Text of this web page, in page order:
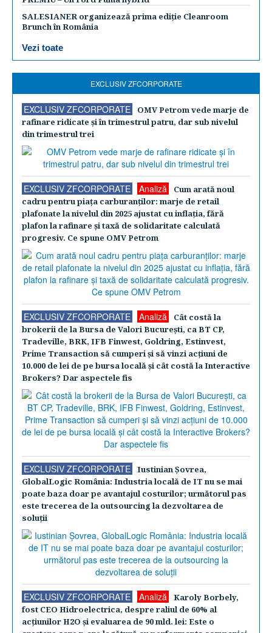
SALESIANER organizează prima ediție Cleanroom
Brunch în România
Vezi toate
EXCLUSIV ZFCORPORATE
EXCLUSIV ZFCORPORATE
OMV Petrom vede marje de
rafinare ridicate şi în trimestrul patru, dar sub nivelul
din trimestrul trei
EXCLUSIV ZFCORPORATE Analiză
Cum arată noul
cadru pentru piaţa carburanţilor: marje de retail
plafonate la nivelul din 2025 ajustat cu inflaţia, fără
plafon la rafinare şi taxă de solidaritate calculată
progresiv. Ce spune OMV Petrom
EXCLUSIV ZFCORPORATE Analiză
Cât costă la
brokerii de la Bursa de Valori Bucureşti, ca BT CP,
Tradeville, BRK, IFB Finwest, Goldring, Estinvest,
Prime Transaction să cumperi şi să vinzi acţiuni de
10.000 de lei de pe bursa locală şi cât costă la Interactive
Brokers? Dar aspectele fis
EXCLUSIV ZFCORPORATE
Iustinian Şovrea,
GlobalLogic România: Industria locală de IT nu se mai
poate baza doar pe avantajul costurilor; următorul pas
este trecerea de la outsourcing la dezvoltarea de
soluţii
EXCLUSIV ZFCORPORATE Analiză
Karoly Borbely,
fost CEO Hidroelectrica, despre raliul de 60% al
acţiunilor H2O şi evaluarea de 90 mld. lei: Este o